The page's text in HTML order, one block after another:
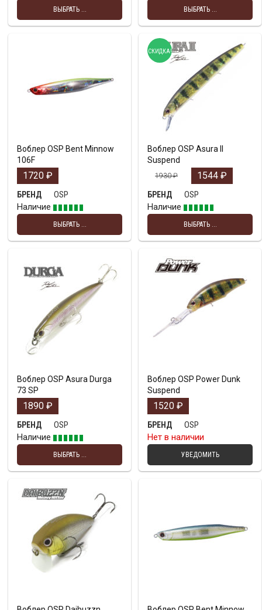
ВЫБРАТЬ ... ВЫБРАТЬ ...
Воблер OSP Bent Minnow
106F
1720 ₽
БРЕНД
OSP
Наличие
ВЫБРАТЬ ...
Воблер OSP Asura II
Suspend
1930₽ 1544 ₽
БРЕНД
OSP
Наличие
ВЫБРАТЬ ...
СКИДКА!
Воблер OSP Asura Durga
73 SP
1890 ₽
БРЕНД
OSP
Наличие
ВЫБРАТЬ ...
Воблер OSP Power Dunk
Suspend
1520 ₽
БРЕНД
OSP
Нет в наличии
УВЕДОМИТЬ